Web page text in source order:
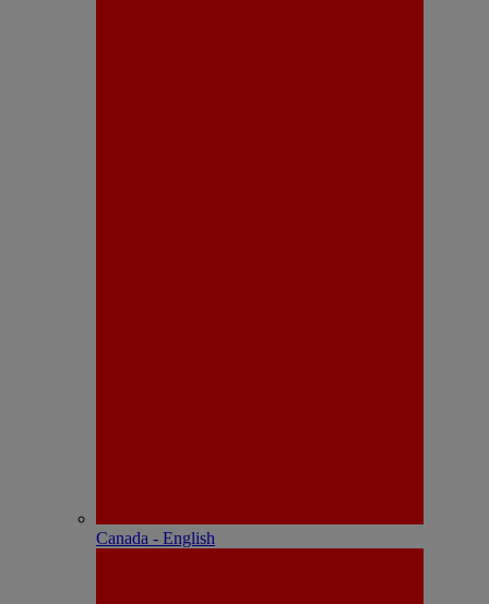
Canada - English